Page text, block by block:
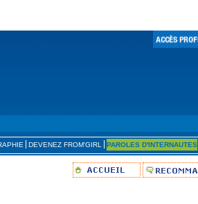
DEVENEZ FROM'GIRL PAROLES D'INTERNAUTES